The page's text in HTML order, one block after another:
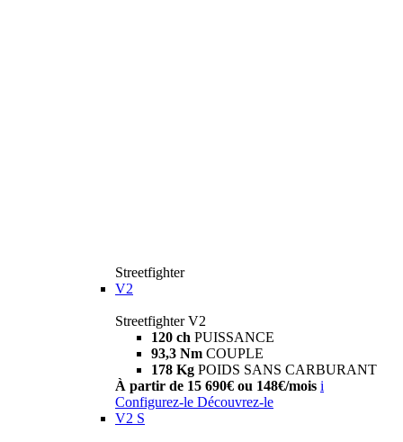
Streetfighter
V2
Streetfighter V2
120 ch PUISSANCE
93,3 Nm COUPLE
178 Kg POIDS SANS CARBURANT
À partir de 15 690€ ou 148€/mois i
Configurez-le Découvrez-le
V2 S